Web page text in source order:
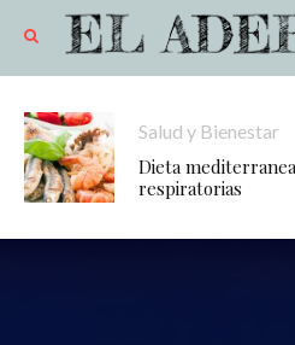
Salud y Bienestar
Dieta
respiratorias